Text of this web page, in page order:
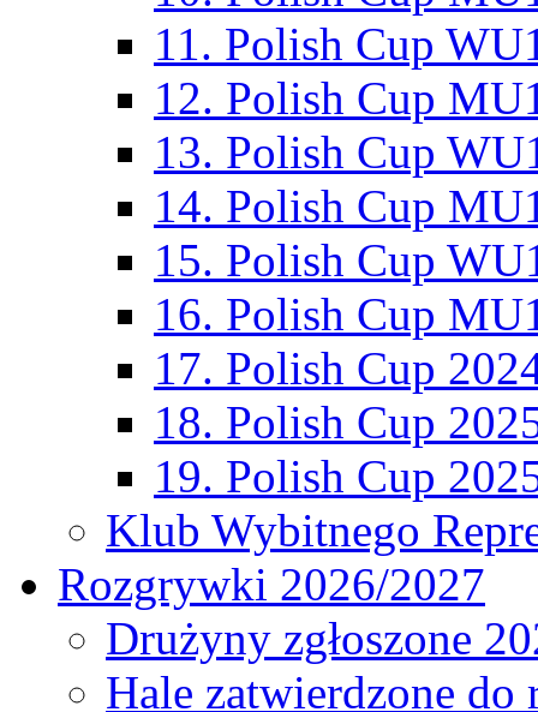
11. Polish Cup
12. Polish Cup
13. Polish Cup
14. Polish Cup
15. Polish Cup
16. Polish Cup
17. Polish Cup
18. Polish Cup
19. Polish Cup
Klub Wybitnego
Rozgrywki 2026/2027
Drużyny zgłoszone
Hale zatwierdzone